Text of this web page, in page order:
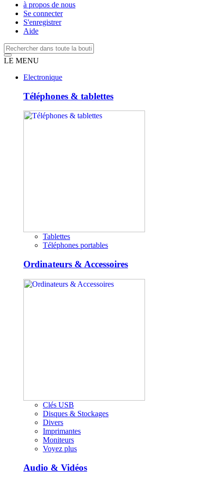
à propos de nous
Se connecter
S'enregistrer
Aide
LE MENU
Electronique
Téléphones & tablettes
Tablettes
Téléphones portables
Ordinateurs & Accessoires
Clés USB
Disques & Stockages
Divers
Imprimantes
Moniteurs
Voyez plus
Audio & Vidéos